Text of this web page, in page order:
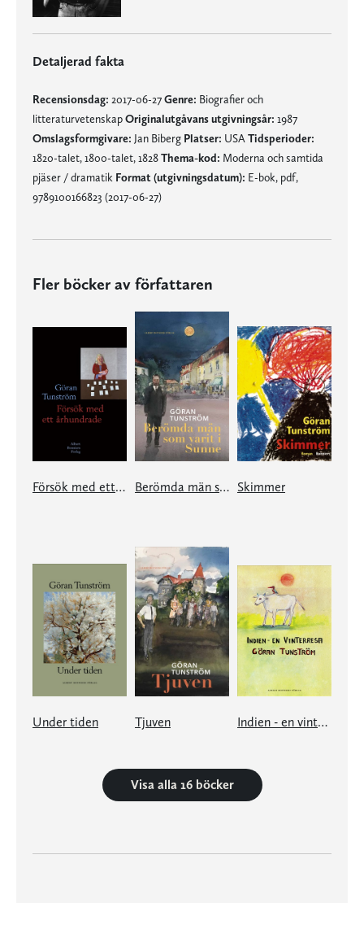
Detaljerad fakta
Recensionsdag: 2017-06-27Genre: Biografier och
litteraturvetenskapOriginalutgåvans utgivningsår: 1987
Omslagsformgivare: Jan Biberg Platser: USATidsperioder:
1820-talet, 1800-talet, 1828Thema-kod: Moderna och samtida
pjäser / dramatik Format (utgivningsdatum): E-bok, pdf,
9789100166823 (2017-06-27)
Fler böcker av författaren
Försök med ett århundrade Berömda män som varit i Sunne Skimmer
Under tiden Tjuven Indien - en vinterresa
Visa alla 16 böcker